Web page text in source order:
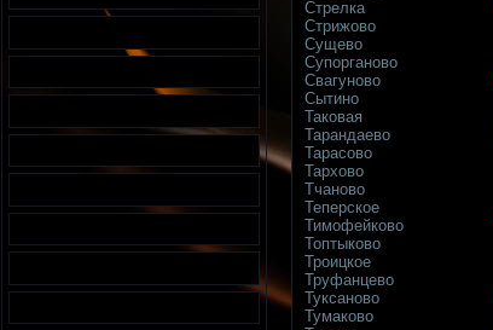
Стрелка
Стрижово
Сущево
Супорганово
Свагуново
Сытино
Таковая
Тарандаево
Тарасово
Тархово
Тчаново
Теперское
Тимофейково
Топтыково
Троицкое
Труфанцево
Туксаново
Тумаково